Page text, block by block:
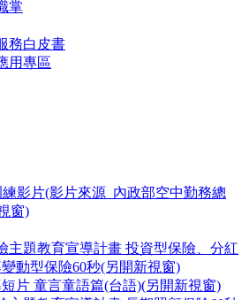
掌
務白皮書
用專區
影片(影片來源_內政部空中勤務總
窗)
主題教育宣導計畫 投資型保險、分紅
動型保險60秒(另開新視窗)
片 童言童語篇(台語)(另開新視窗)